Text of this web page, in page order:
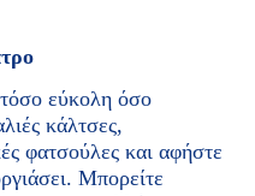
τόσο εύκολη όσο
κάλτσες,
φατσούλες και αφήστε
Μπορείτε